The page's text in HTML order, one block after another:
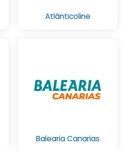
Atlânticoline
Balearia Canarias